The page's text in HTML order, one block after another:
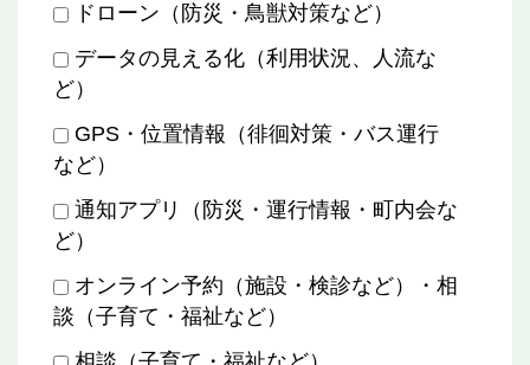
ドローン（防災・鳥獣対策など）
データの見える化（利用状況、人流な
ど）
GPS・位置情報（徘徊対策・バス運行
など）
通知アプリ（防災・運行情報・町内会な
ど）
オンライン予約（施設・検診など）・相
談（子育て・福祉など）